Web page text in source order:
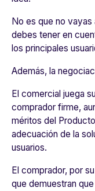
No es que no
debes tener en
los principales
Además, la
El comercial juega
comprador firme,
méritos del
adecuación de la
usuarios.
El comprador, por
que demuestran